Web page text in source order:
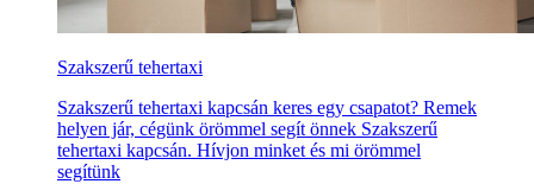
Szakszerű tehertaxi
Szakszerű tehertaxi kapcsán keres egy csapatot? Remek
helyen jár, cégünk örömmel segít önnek Szakszerű
tehertaxi kapcsán. Hívjon minket és mi örömmel
segítünk